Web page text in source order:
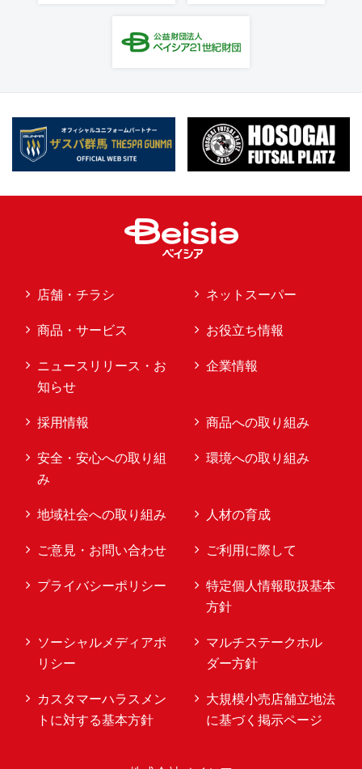
店舗・チラシ ネットスーパー
商品・サービス お役立ち情報
ニュースリリース・お
知らせ
企業情報
採用情報 商品への取り組み
安全・安心への取り組
み
環境への取り組み
地域社会への取り組み 人材の育成
ご意見・お問い合わせ ご利用に際して
プライバシーポリシー
特定個人情報取扱基本
方針
ソーシャルメディアポ
リシー
マルチステークホル
ダー方針
カスタマーハラスメン
トに対する基本方針
大規模小売店舗立地法
に基づく掲示ページ